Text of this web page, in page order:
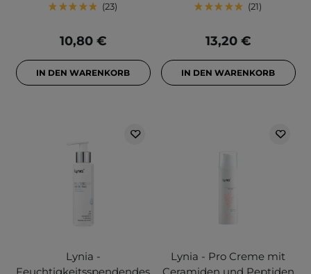
23
10,80 €
IN DEN WARENKORB
21
13,20 €
IN DEN WARENKORB
Lynia -
Lynia - Pro Creme mit